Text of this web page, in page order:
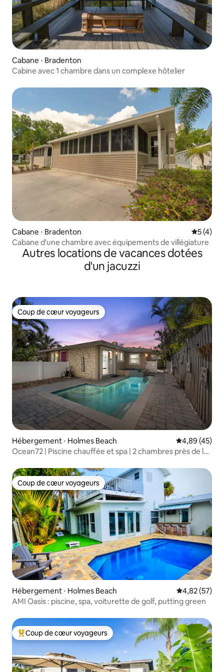
Cabane ⋅ Bradenton
Cabine avec 1 chambre dans un complexe hôtelier
Cabane ⋅ Bradenton
5 (4)
Cabane d'une chambre avec équipements de villégiature
Autres locations de vacances dotées
d'un jacuzzi
Coup de cœur voyageurs
Coup de cœur voyageurs
Hébergement ⋅ Holmes Beach Évaluation
4,89 (45)
Ocean72 | Piscine chauffée et spa | 2 chambres près de la
Coup de cœur voyageurs
Coup de cœur voyageurs
Hébergement ⋅ Holmes Beach Évaluation
4,82 (57)
AMI Oasis : piscine, spa, voiturette de golf, putting green
Coups de cœur voyageurs les plus appréciés
Coup de cœur voyageurs